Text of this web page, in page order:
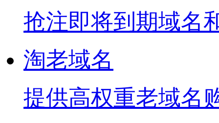
抢注即将到期域名
淘老域名
提供高权重老域名